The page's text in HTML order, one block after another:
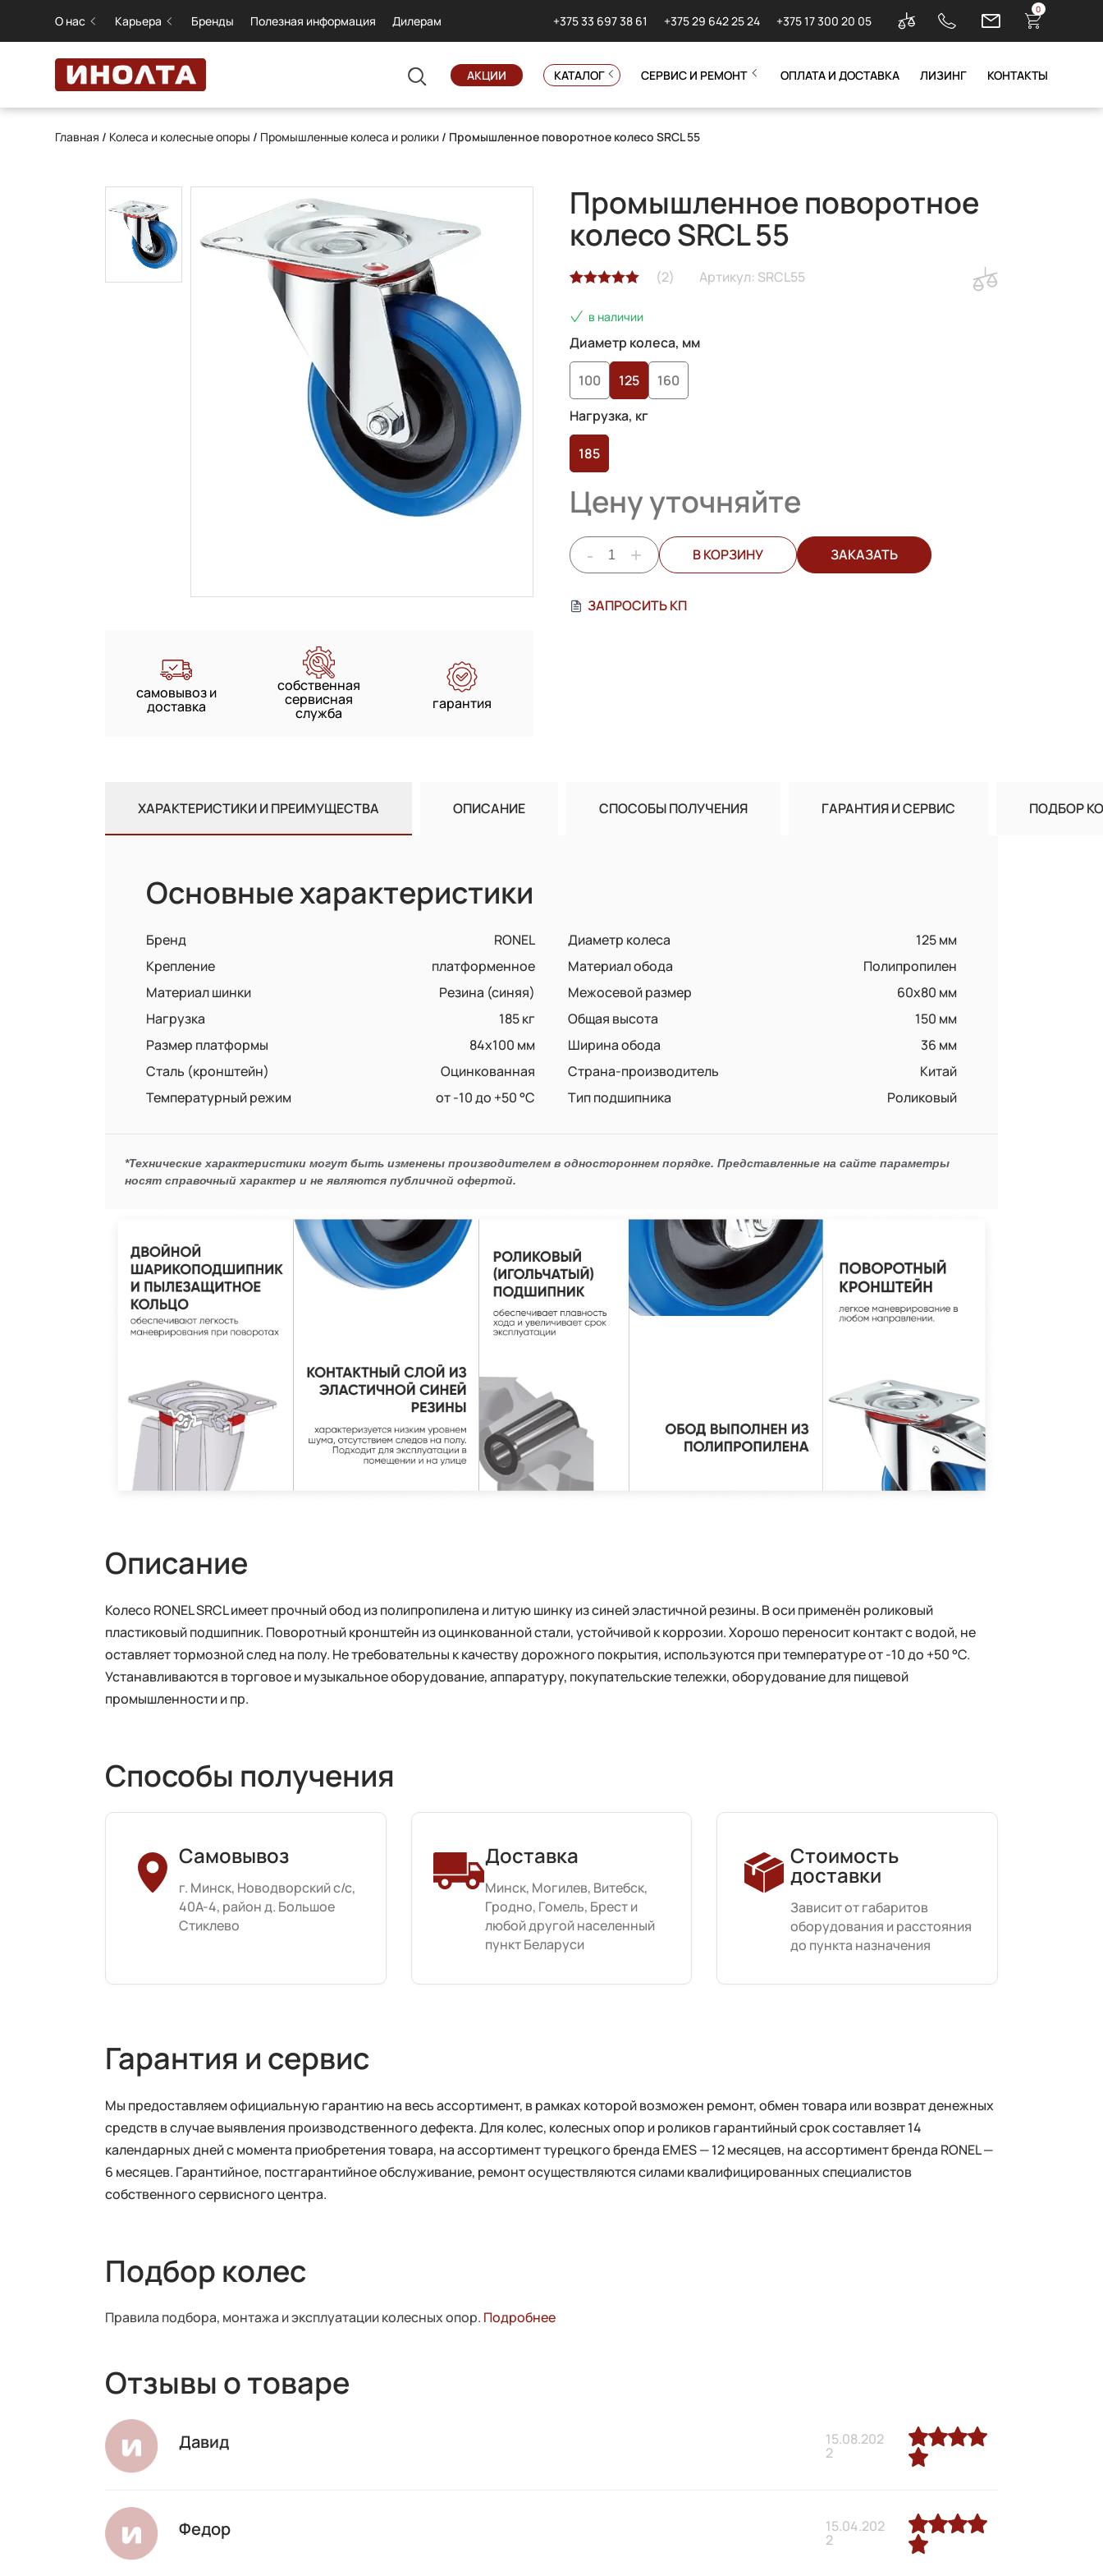
О нас Карьера Бренды Полезная информация Дилерам +375 33 697 38 61 +375 29 642 25 24 +375 17 300 20 05
0
АКЦИИ КАТАЛОГ СЕРВИС И РЕМОНТ ОПЛАТА И ДОСТАВКА ЛИЗИНГ КОНТАКТЫ
Главная / Колеса и колесные опоры / Промышленные колеса и ролики / Промышленное поворотное колесо SRCL 55
самовывоз и
доставка
собственная
сервисная
служба
гарантия
Промышленное поворотное
колесо SRCL 55
5.00из 5 на
основе
пользователей
(2) Артикул: SRCL55
в наличии
Диаметр колеса, мм
100 125
160
Нагрузка, кг
185
Цену уточняйте
- + В КОРЗИНУ ЗАКАЗАТЬ
ЗАПРОСИТЬ КП
ХАРАКТЕРИСТИКИ И ПРЕИМУЩЕСТВА ОПИСАНИЕ СПОСОБЫ ПОЛУЧЕНИЯ ГАРАНТИЯ И СЕРВИС ПОДБОР
Основные характеристики
Бренд RONEL Диаметр колеса
125 мм
Крепление
платформенное Материал обода
Полипропилен
Материал шинки
Резина (синяя) Межосевой размер
60x80 мм
Нагрузка
185 кг Общая высота
150 мм
Размер платформы
84x100 мм Ширина обода
36 мм
Сталь (кронштейн)
Оцинкованная Страна-производитель
Китай
Температурный режим
от -10 до +50 °С Тип подшипника Роликовый
*Технические характеристики могут быть изменены производителем в одностороннем порядке. Представленные на сайте параметры
носят справочный характер и не являются публичной офертой.
Описание
Колесо RONEL SRCL имеет прочный обод из полипропилена и литую шинку из синей эластичной резины. В оси применён роликовый
пластиковый подшипник. Поворотный кронштейн из оцинкованной стали, устойчивой к коррозии. Хорошо переносит контакт с водой, не
оставляет тормозной след на полу. Не требовательны к качеству дорожного покрытия, используются при температуре от -10 до +50 °С.
Устанавливаются в торговое и музыкальное оборудование, аппаратуру, покупательские тележки, оборудование для пищевой
промышленности и пр.
Способы получения
Самовывоз
г. Минск, Новодворский с/с,
40А-4, район д. Большое
Стиклево
Доставка
Минск, Могилев, Витебск,
Гродно, Гомель, Брест и
любой другой населенный
пункт Беларуси
Стоимость
доставки
Зависит от габаритов
оборудования и расстояния
до пункта назначения
Гарантия и сервис
Мы предоставляем официальную гарантию на весь ассортимент, в рамках которой возможен ремонт, обмен товара или возврат денежных
средств в случае выявления производственного дефекта. Для колес, колесных опор и роликов гарантийный срок составляет 14
календарных дней с момента приобретения товара, на ассортимент турецкого бренда EMES — 12 месяцев, на ассортимент бренда RONEL —
6 месяцев. Гарантийное, постгарантийное обслуживание, ремонт осуществляются силами квалифицированных специалистов
собственного сервисного центра.
Подбор колес
Правила подбора, монтажа и эксплуатации колесных опор. Подробнее
Отзывы о товаре
Давид 15.08.202
2
Федор 15.04.202
2